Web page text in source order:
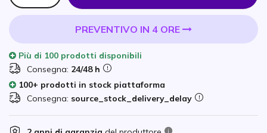
PREVENTIVO IN 4 ORE
Più di 100 prodotti disponibili
Consegna: 24/48 h
100+ prodotti in stock piattaforma
Consegna: source_stock_delivery_delay